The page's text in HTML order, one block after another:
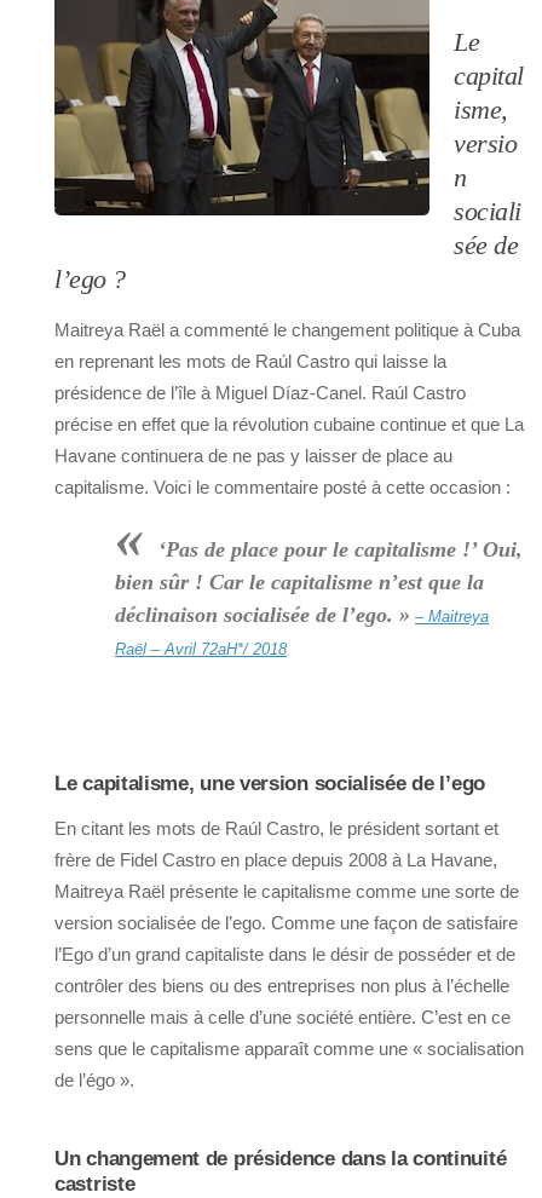
Le
capital
isme,
versio
n
sociali
sée de
l’ego ?
Maitreya Raël a commenté le changement politique à Cuba
en reprenant les mots de Raúl Castro qui laisse la
présidence de l’île à Miguel Díaz-Canel. Raúl Castro
précise en effet que la révolution cubaine continue et que La
Havane continuera de ne pas y laisser de place au
capitalisme. Voici le commentaire posté à cette occasion :
«
‘Pas de place pour le capitalisme !’ Oui,
bien sûr ! Car le capitalisme n’est que la
déclinaison socialisée de l’ego. » – Maitreya
Raël – Avril 72aH*/ 2018
Le capitalisme, une version socialisée de l’ego
En citant les mots de Raúl Castro, le président sortant et
frère de Fidel Castro en place depuis 2008 à La Havane,
Maitreya Raël présente le capitalisme comme une sorte de
version socialisée de l’ego. Comme une façon de satisfaire
l’Ego d’un grand capitaliste dans le désir de posséder et de
contrôler des biens ou des entreprises non plus à l’échelle
personnelle mais à celle d’une société entière. C’est en ce
sens que le capitalisme apparaît comme une « socialisation
de l’égo ».
Un changement de présidence dans la continuité
castriste